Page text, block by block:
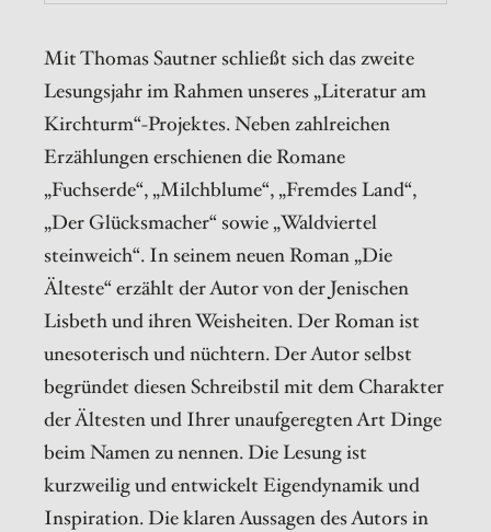
Mit Thomas Sautner schließt sich das zweite
Lesungsjahr im Rahmen unseres „Literatur am
Kirchturm“-Projektes. Neben zahlreichen
Erzählungen erschienen die Romane
„Fuchserde“, „Milchblume“, „Fremdes Land“,
„Der Glücksmacher“ sowie „Waldviertel
steinweich“. In seinem neuen Roman „Die
Älteste“ erzählt der Autor von der Jenischen
Lisbeth und ihren Weisheiten. Der Roman ist
unesoterisch und nüchtern. Der Autor selbst
begründet diesen Schreibstil mit dem Charakter
der Ältesten und Ihrer unaufgeregten Art Dinge
beim Namen zu nennen. Die Lesung ist
kurzweilig und entwickelt Eigendynamik und
Inspiration. Die klaren Aussagen des Autors in